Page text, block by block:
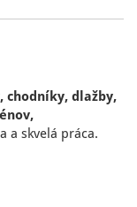
chodníky, dlažby,
a skvelá práca.